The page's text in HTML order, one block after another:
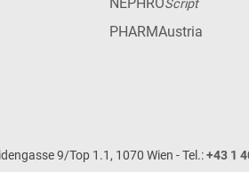
Script
PHARMAustria
9/Top 1.1, 1070 Wien - Tel.:+43 1